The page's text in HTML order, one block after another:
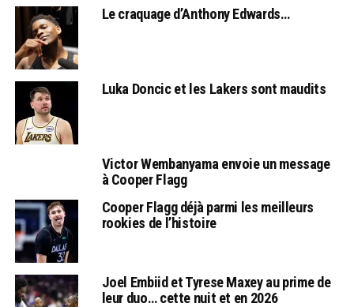
Le craquage d’Anthony Edwards…
Luka Doncic et les Lakers sont maudits
Victor Wembanyama envoie un message
à Cooper Flagg
Cooper Flagg déjà parmi les meilleurs
rookies de l’histoire
Joel Embiid et Tyrese Maxey au prime de
leur duo… cette nuit et en 2026